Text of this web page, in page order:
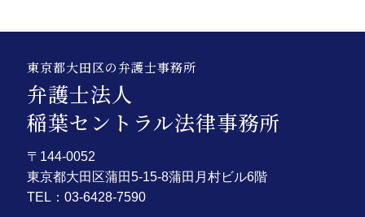
東京都大田区の弁護士事務所
弁護士法人
稲葉セントラル法律事務所
〒144-0052
東京都大田区蒲田5-15-8蒲田月村ビル6階
TEL： 03-6428-7590